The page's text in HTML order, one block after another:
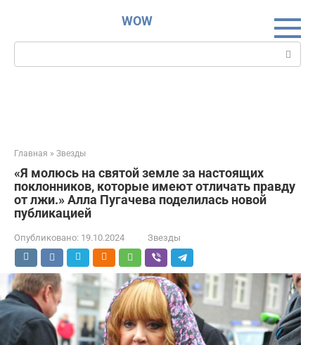
WOW
Поиск:
Главная » Звезды
«Я молюсь на святой земле за настоящих
поклонников, которые имеют отличать правду
от лжи.» Алла Пугачева поделилась новой
публикацией
Опубликовано: 19.10.2024 Звезды